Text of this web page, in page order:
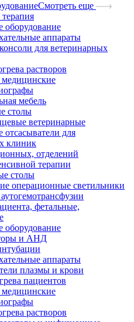
Смотреть еще
оборудование
аппараты
для ветеринарных
растворов
мебель
столы
ветеринарные
для
клиник
отделений
терапии
столы
операционные светильники
фетальные,
оборудование
и АНД
аппараты
плазмы и крови
пациентов
растворов